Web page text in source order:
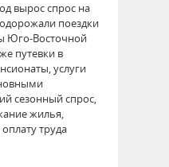
вырос спрос на
поездки
Юго-Восточной
путевки в
услуги
сезонный спрос,
жилья,
труда